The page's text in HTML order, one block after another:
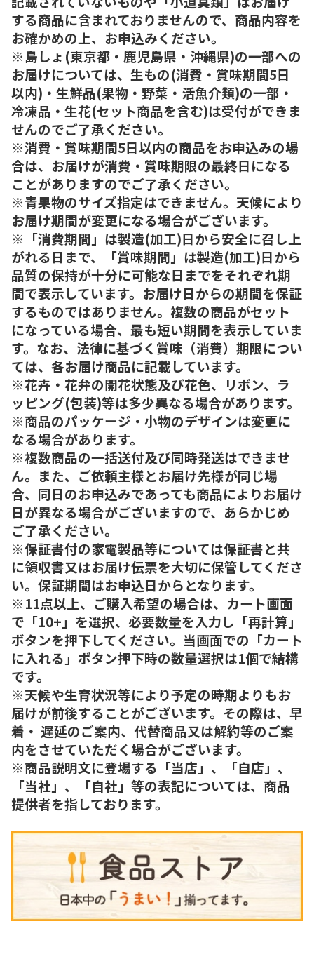
する商品に含まれておりませんので、商品内容を
お確かめの上、お申込みください。
※島しょ(東京都・鹿児島県・沖縄県)の一部への
お届けについては、生もの(消費・賞味期間5日
以内)・生鮮品(果物・野菜・活魚介類)の一部・
冷凍品・生花(セット商品を含む)は受付ができま
せんのでご了承ください。
※消費・賞味期間5日以内の商品をお申込みの場
合は、お届けが消費・賞味期限の最終日になる
ことがありますのでご了承ください。
※青果物のサイズ指定はできません。天候により
お届け期間が変更になる場合がございます。
※「消費期間」は製造(加工)日から安全に召し上
がれる日まで、「賞味期間」は製造(加工)日から
品質の保持が十分に可能な日までをそれぞれ期
間で表示しています。お届け日からの期間を保証
するものではありません。複数の商品がセット
になっている場合、最も短い期間を表示していま
す。なお、法律に基づく賞味（消費）期限につい
ては、各お届け商品に記載しています。
※花卉・花弁の開花状態及び花色、リボン、ラ
ッピング(包装)等は多少異なる場合があります。
※商品のパッケージ・小物のデザインは変更に
なる場合があります。
※複数商品の一括送付及び同時発送はできませ
ん。また、ご依頼主様とお届け先様が同じ場
合、同日のお申込みであっても商品によりお届け
日が異なる場合がございますので、あらかじめ
ご了承ください。
※保証書付の家電製品等については保証書と共
に領収書又はお届け伝票を大切に保管してくださ
い。保証期間はお申込日からとなります。
※11点以上、ご購入希望の場合は、カート画面
で「10+」を選択、必要数量を入力し「再計算」
ボタンを押下してください。当画面での「カート
に入れる」ボタン押下時の数量選択は1個で結構
です。
※天候や生育状況等により予定の時期よりもお
届けが前後することがございます。その際は、早
着・ 遅延のご案内、代替商品又は解約等のご案
内をさせていただく場合がございます。
※商品説明文に登場する「当店」、「自店」、
「当社」、「自社」等の表記については、商品
提供者を指しております。